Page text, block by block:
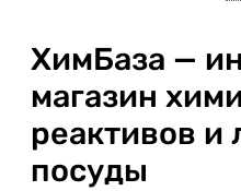
ХимБаза —
магазин
реактивов и
посуды